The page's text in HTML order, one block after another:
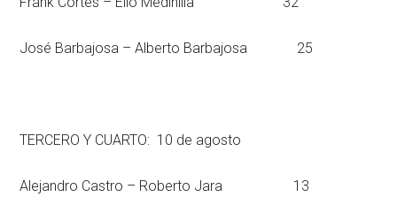
José Barbajosa – Alberto Barbajosa 25
TERCERO Y CUARTO: 10 de agosto
Alejandro Castro – Roberto Jara 13